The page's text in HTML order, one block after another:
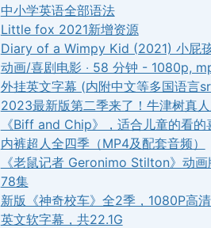
中小学英语全部语法
Little fox 2021新增资源
Diary of a Wimpy Kid (2021) 小屁
动画/喜剧电影 ‧ 58 分钟 - 1080p,
外挂英文字幕 (内附中文等多国语言
2023最新版第二季来了！牛津树真
《Biff and Chip》，适合儿童的看的
内裤超人全四季（MP4及配套音频）
《老鼠记者 Geronimo Stilton》动
78集
新版《神奇校车》全2季，1080P高清
英文软字幕，共22.1G